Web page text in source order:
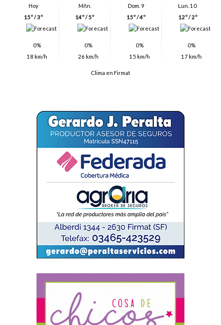
Hoy
15º / 3º
0%
18 km/h
Mñn.
14º / 5º
0%
26 km/h
Dom. 9
15º / 4º
0%
15 km/h
Lun. 10
12º / 2º
0%
17 km/h
Clima en Firmat